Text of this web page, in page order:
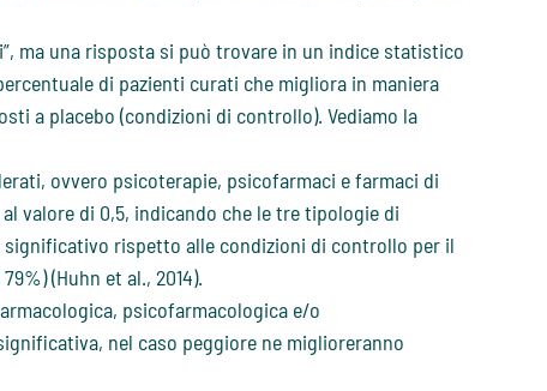
ma una risposta si può trovare in un indice statistico
di pazienti curati che migliora in maniera
a placebo (condizioni di controllo). Vediamo la
ovvero psicoterapie, psicofarmaci e farmaci di
valore di 0,5, indicando che le tre tipologie di
rispetto alle condizioni di controllo per il
(Huhn et al., 2014).
psicofarmacologica e/o
nel caso peggiore ne miglioreranno